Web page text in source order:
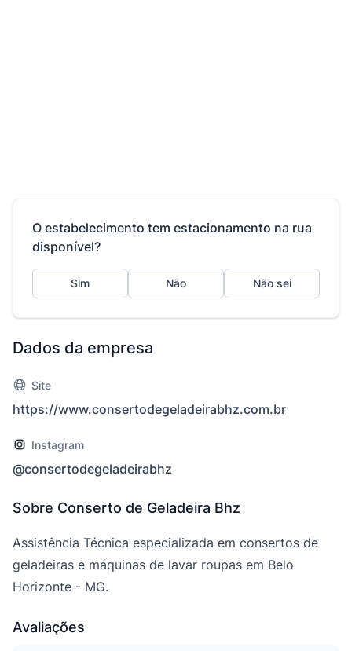
O estabelecimento tem estacionamento na rua
disponível?
Sim Não Não sei
Dados da empresa
Site
https://www.consertodegeladeirabhz.com.br
Instagram
@consertodegeladeirabhz
Sobre Conserto de Geladeira Bhz
Assistência Técnica especializada em consertos de
geladeiras e máquinas de lavar roupas em Belo
Horizonte - MG.
Avaliações